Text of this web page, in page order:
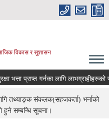
विकास र सुशासन
भत्ता प्राप्त गर्नका लागि लाभग्राहीहरुको
तथ्याङ्क संकलक(सहजकर्ता) भर्नाको
हुने सम्बन्धि सूचना।